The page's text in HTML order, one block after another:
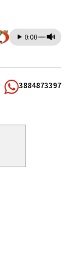
0:00
GARCÍA CUERVA
3884873397